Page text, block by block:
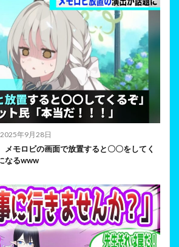
2025年9月28日
メモロビの画面で放置すると〇〇をしてく
なるwww